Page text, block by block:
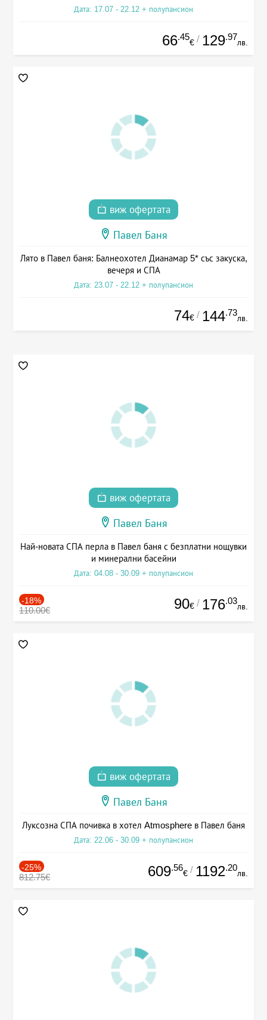
Дата: 17.07 - 22.12 + полупансион
66.45
€ / 129.97
лв.
виж офертата
Павел Баня
Лято в Павел баня: Балнеохотел Дианамар 5* със закуска,
вечеря и СПА
Дата: 23.07 - 22.12 + полупансион
74€ / 144.73
лв.
виж офертата
Павел Баня
Най-новата СПА перла в Павел баня с безплатни нощувки
и минерални басейни
Дата: 04.08 - 30.09 + полупансион
-18%
110.00€ 90€ / 176.03
лв.
виж офертата
Павел Баня
Луксозна СПА почивка в хотел Atmosphere в Павел баня
Дата: 22.06 - 30.09 + полупансион
-25%
812.75€ 609.56
€ / 1192.20
лв.